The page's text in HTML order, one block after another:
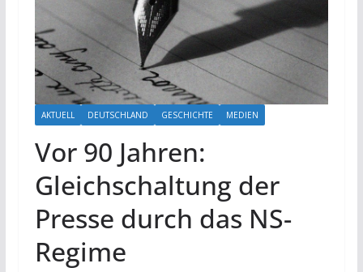
AKTUELL DEUTSCHLAND GESCHICHTE MEDIEN
Vor 90 Jahren:
Gleichschaltung der
Presse durch das NS-
Regime